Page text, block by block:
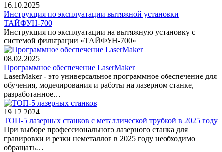
16.10.2025
Инструкция по эксплуатации вытяжной установки
ТАЙФУН-700
Инструкция по эксплуатации на вытяжную установку с
системой фильтрации «ТАЙФУН-700»
08.02.2025
Программное обеспечение LaserMaker
LaserMaker - это универсальное программное обеспечение для
обучения, моделирования и работы на лазерном станке,
разработанное…
19.12.2024
ТОП-5 лазерных станков с металлической трубкой в 2025 году
При выборе профессионального лазерного станка для
гравировки и резки неметаллов в 2025 году необходимо
обращать…